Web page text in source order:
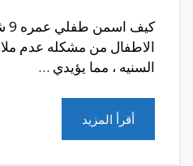
الاطفال من مشكله عدم
السنيه ، مما يؤيدي …
أقرأ المزيد